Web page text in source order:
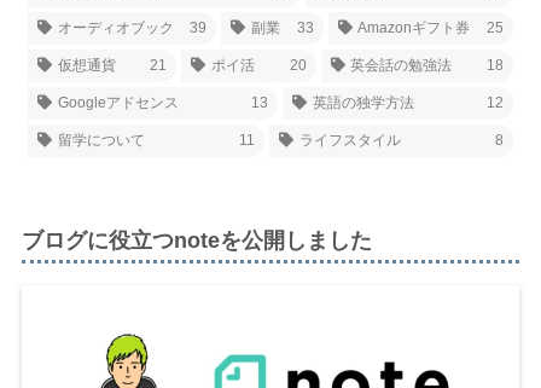
オーディオブック 39 副業 33 Amazonギフト券 25
仮想通貨 21 ポイ活 20 英会話の勉強法 18
Googleアドセンス 13 英語の独学方法 12
留学について 11 ライフスタイル 8
ブログに役立つnoteを公開しました